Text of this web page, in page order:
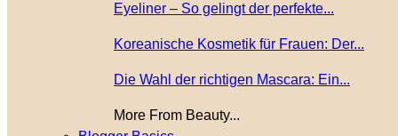
Eyeliner – So gelingt der perfekte...
Koreanische Kosmetik für Frauen: Der...
Die Wahl der richtigen Mascara: Ein...
More From Beauty...